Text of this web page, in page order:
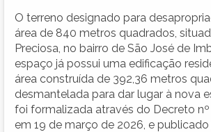
O terreno designado para
área de 840 metros quadrados,
Preciosa, no bairro de São José de
espaço já possui uma edificação
área construída de 392,36 metros
desmantelada para dar lugar à nova
foi formalizada através do Decreto nº
em 19 de março de 2026, e publicado